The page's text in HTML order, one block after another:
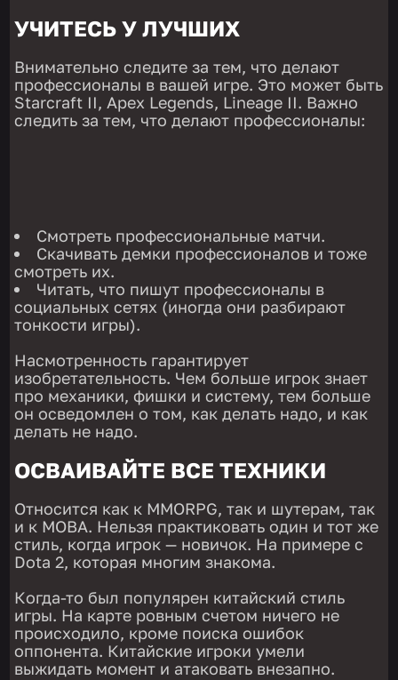
УЧИТЕСЬ У ЛУЧШИХ
Внимательно следите за тем, что делают
профессионалы в вашей игре. Это может быть
Starcraft II, Apex Legends, Lineage II. Важно
следить за тем, что делают профессионалы:
Смотреть профессиональные матчи.
Скачивать демки профессионалов и тоже
смотреть их.
Читать, что пишут профессионалы в
социальных сетях (иногда они разбирают
тонкости игры).
Насмотренность гарантирует
изобретательность. Чем больше игрок знает
про механики, фишки и систему, тем больше
он осведомлен о том, как делать надо, и как
делать не надо.
ОСВАИВАЙТЕ ВСЕ ТЕХНИКИ
Относится как к MMORPG, так и шутерам, так
и к MOBA. Нельзя практиковать один и тот же
стиль, когда игрок — новичок. На примере с
Dota 2, которая многим знакома.
Когда-то был популярен китайский стиль
игры. На карте ровным счетом ничего не
происходило, кроме поиска ошибок
оппонента. Китайские игроки умели
выжидать момент и атаковать внезапно.